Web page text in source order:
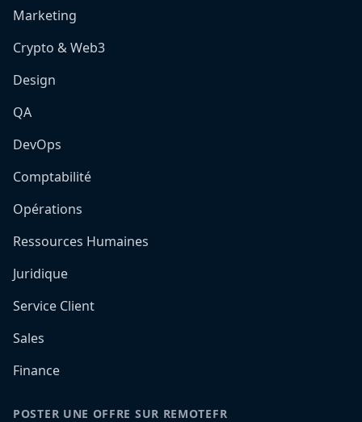
Marketing
Crypto & Web3
Design
QA
DevOps
Comptabilité
Opérations
Ressources Humaines
Juridique
Service Client
Sales
Finance
POSTER UNE OFFRE SUR REMOTEFR